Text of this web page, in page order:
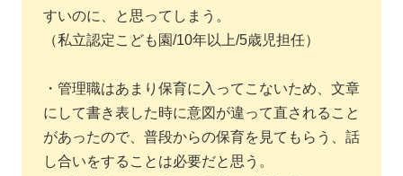
すいのに、と思ってしまう。
（私立認定こども園/10年以上/5歳児担任）
・管理職はあまり保育に入ってこないため、文章
にして書き表した時に意図が違って直されること
があったので、普段からの保育を見てもらう、話
し合いをすることは必要だと思う。